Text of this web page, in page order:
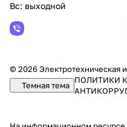
Вс: выходной
© 2026 Электротехническая
Темная тема
ПОЛИТИКИ